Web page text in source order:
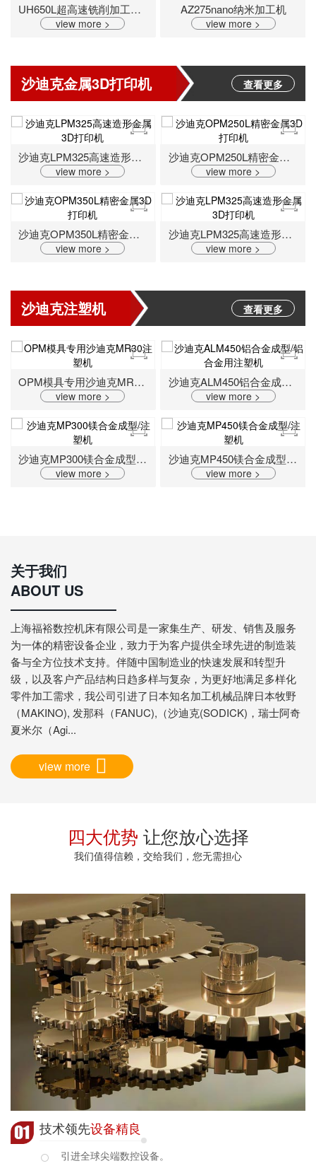
UH650L超高速铣削加工中心
view more >
AZ275nano纳米加工机
view more >
沙迪克金属3D打印机 查看更多
沙迪克LPM325高速造形金属3D打印机
view more >
沙迪克OPM250L精密金属3D打印机
view more >
沙迪克OPM350L精密金属3D打印机
view more >
沙迪克LPM325高速造形金属3D打印机
view more >
沙迪克注塑机 查看更多
OPM模具专用沙迪克MR30注塑机
view more >
沙迪克ALM450铝合金成型/铝合金用注塑机
view more >
沙迪克MP300镁合金成型/注塑机
view more >
沙迪克MP450镁合金成型/注塑机
view more >
关于我们
ABOUT US
上海福裕数控机床有限公司是一家集生产、研发、销售及服务
为一体的精密设备企业，致力于为客户提供全球先进的制造装
备与全方位技术支持。伴随中国制造业的快速发展和转型升
级，以及客户产品结构日趋多样与复杂，为更好地满足多样化
零件加工需求，我公司引进了日本知名加工机械品牌日本牧野
（MAKINO), 发那科（FANUC),（沙迪克(SODICK)，瑞士阿奇
夏米尔（Agi...
view more
四大优势 让您放心选择
我们值得信赖，交给我们，您无需担心
技术领先设备精良
引进全球尖端数控设备。